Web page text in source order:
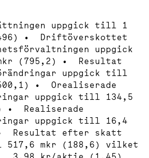
uppgick till 1
• Driftöverskottet
uppgick
(795,2) • Resultat
uppgick till
• Orealiserade
uppgick till 134,5
• Realiserade
uppgick till 16,4
Resultat efter skatt
mkr (188,6) vilket